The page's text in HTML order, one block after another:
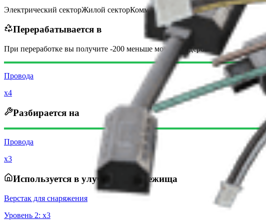
Электрический секторЖилой секторКоммерческий сектор
Перерабатывается в
При переработке вы получите -200 меньше монет рейдеров
Провода
x4
Разбирается на
Провода
x3
Используется в улучшениях убежища
Верстак для снаряжения
Уровень 2: x3